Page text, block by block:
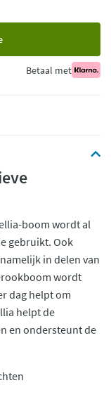
Betaal met
boom wordt al
gebruikt. Ook
in delen van
wordt
dag helpt om
helpt de
en ondersteunt de